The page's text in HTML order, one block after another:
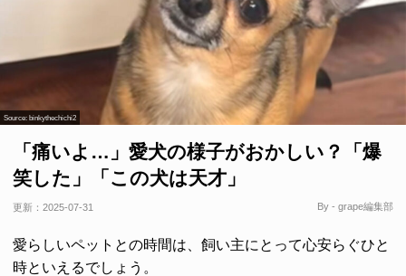
Source: binkythechichi2
「痛いよ…」愛犬の様子がおかしい？「爆
笑した」「この犬は天才」
更新： 2025-07-31 By - grape編集部
愛らしいペットとの時間は、飼い主にとって心安らぐひと
時といえるでしょう。